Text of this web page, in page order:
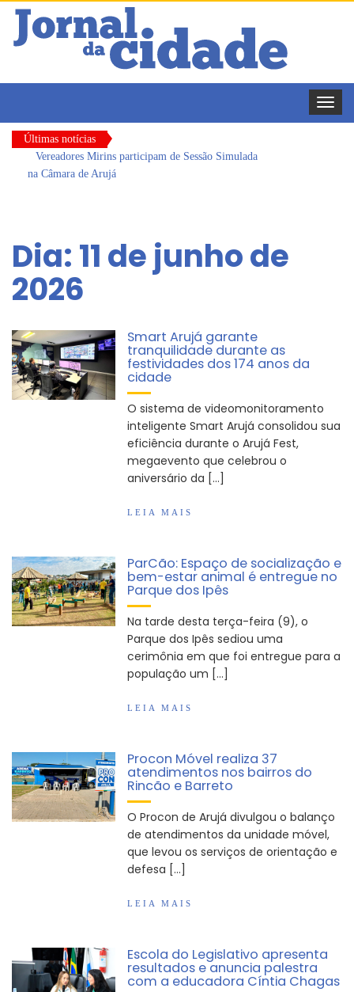
Toggle
Últimas notícias
Vereadores Mirins participam de Sessão Simulada
na Câmara de Arujá
mercado de trabalho
Dalvana Penha toma posse como vereadora
durante sessão da Câmara de Arujá
de alimentos ao Fundo Social do município
Arujá promove 2º encontro da Jornada de
Conhecimento em Bem-Estar Animal no Parque
dos Ipês
Dia: 11 de junho de
2026
Smart Arujá garante
tranquilidade durante as
festividades dos 174 anos da
cidade
O sistema de videomonitoramento
inteligente Smart Arujá consolidou sua
eficiência durante o Arujá Fest,
megaevento que celebrou o
aniversário da […]
LEIA MAIS
ParCão: Espaço de socialização e
bem-estar animal é entregue no
Parque dos Ipês
Na tarde desta terça-feira (9), o
Parque dos Ipês sediou uma
cerimônia em que foi entregue para a
população um […]
LEIA MAIS
Procon Móvel realiza 37
atendimentos nos bairros do
Rincão e Barreto
O Procon de Arujá divulgou o balanço
de atendimentos da unidade móvel,
que levou os serviços de orientação e
defesa […]
LEIA MAIS
Escola do Legislativo apresenta
resultados e anuncia palestra
com a educadora Cíntia Chagas